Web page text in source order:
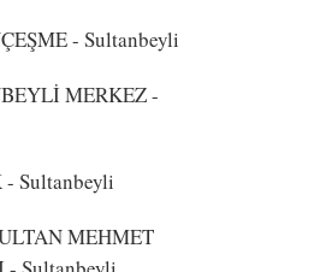
- Sultanbeyli
MERKEZ-
- Sultanbeyli
MEHMET